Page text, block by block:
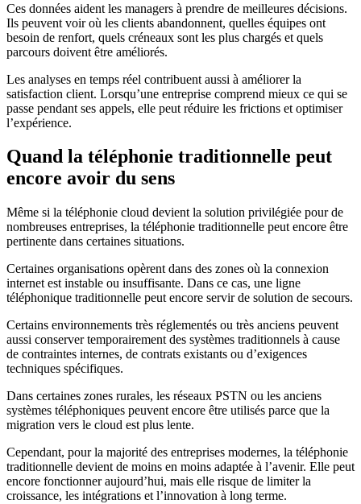
Ces données aident les managers à prendre de meilleures décisions.
Ils peuvent voir où les clients abandonnent, quelles équipes ont
besoin de renfort, quels créneaux sont les plus chargés et quels
parcours doivent être améliorés.
Les analyses en temps réel contribuent aussi à améliorer la
satisfaction client. Lorsqu’une entreprise comprend mieux ce qui se
passe pendant ses appels, elle peut réduire les frictions et optimiser
l’expérience.
Quand la téléphonie traditionnelle peut
encore avoir du sens
Même si la téléphonie cloud devient la solution privilégiée pour de
nombreuses entreprises, la téléphonie traditionnelle peut encore être
pertinente dans certaines situations.
Certaines organisations opèrent dans des zones où la connexion
internet est instable ou insuffisante. Dans ce cas, une ligne
téléphonique traditionnelle peut encore servir de solution de secours.
Certains environnements très réglementés ou très anciens peuvent
aussi conserver temporairement des systèmes traditionnels à cause
de contraintes internes, de contrats existants ou d’exigences
techniques spécifiques.
Dans certaines zones rurales, les réseaux PSTN ou les anciens
systèmes téléphoniques peuvent encore être utilisés parce que la
migration vers le cloud est plus lente.
Cependant, pour la majorité des entreprises modernes, la téléphonie
traditionnelle devient de moins en moins adaptée à l’avenir. Elle peut
encore fonctionner aujourd’hui, mais elle risque de limiter la
croissance, les intégrations et l’innovation à long terme.